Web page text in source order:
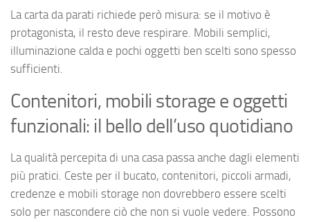
La carta da parati richiede però misura: se il motivo è
protagonista, il resto deve respirare. Mobili semplici,
illuminazione calda e pochi oggetti ben scelti sono spesso
sufficienti.
Contenitori, mobili storage e oggetti
funzionali: il bello dell’uso quotidiano
La qualità percepita di una casa passa anche dagli elementi
più pratici. Ceste per il bucato, contenitori, piccoli armadi,
credenze e mobili storage non dovrebbero essere scelti
solo per nascondere ciò che non si vuole vedere. Possono